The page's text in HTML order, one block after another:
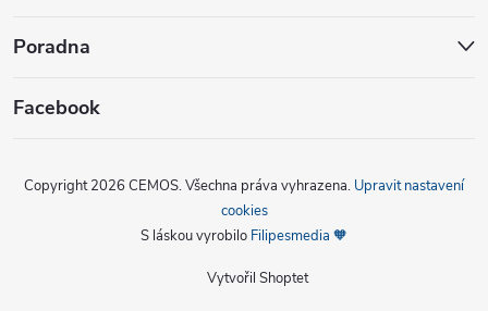
Poradna
Facebook
Vytvořil Shoptet
Copyright 2026 CEMOS. Všechna práva vyhrazena. Upravit nastavení
cookies
S láskou vyrobilo Filipesmedia 🧡